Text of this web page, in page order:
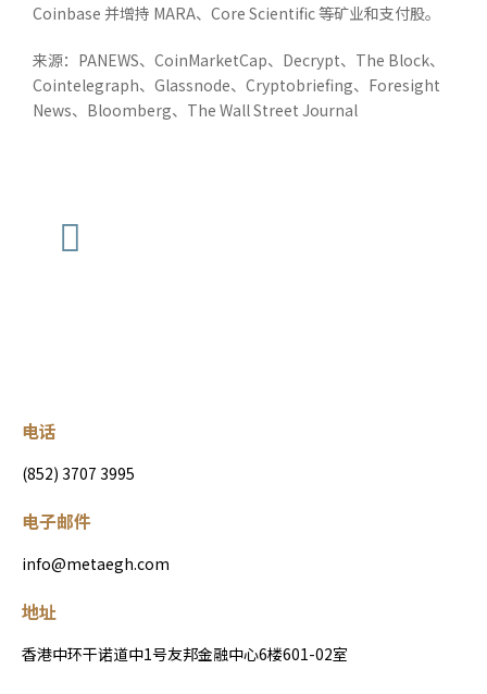
Coinbase 并增持 MARA、Core Scientific 等矿业和支付股。
来源：PANEWS、CoinMarketCap、Decrypt、The Block、
Cointelegraph、Glassnode、Cryptobriefing、Foresight
News、Bloomberg、The Wall Street Journal
电话
(852) 3707 3995
电子邮件
info@metaegh.com
地址
香港中环干诺道中1号友邦金融中心6楼601-02室